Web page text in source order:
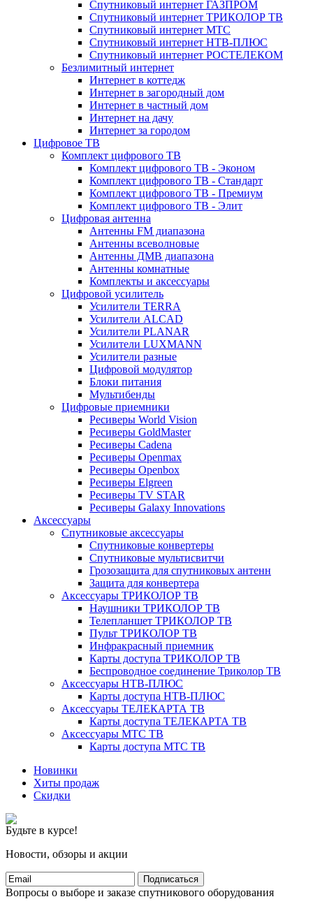
Спутниковый интернет ГАЗПРОМ
Спутниковый интернет ТРИКОЛОР ТВ
Спутниковый интернет МТС
Спутниковый интернет НТВ-ПЛЮС
Спутниковый интернет РОСТЕЛЕКОМ
Безлимитный интернет
Интернет в коттедж
Интернет в загородный дом
Интернет в частный дом
Интернет на дачу
Интернет за городом
Цифровое ТВ
Комплект цифрового ТВ
Комплект цифрового ТВ - Эконом
Комплект цифрового ТВ - Стандарт
Комплект цифрового ТВ - Премиум
Комплект цифрового ТВ - Элит
Цифровая антенна
Антенны FM диапазона
Антенны всеволновые
Антенны ДМВ диапазона
Антенны комнатные
Комплекты и аксессуары
Цифровой усилитель
Усилители TERRA
Усилители ALCAD
Усилители PLANAR
Усилители LUXMANN
Усилители разные
Цифровой модулятор
Блоки питания
Мультибенды
Цифровые приемники
Ресиверы World Vision
Ресиверы GoldMaster
Ресиверы Cadena
Ресиверы Openmax
Ресиверы Openbox
Ресиверы Elgreen
Ресиверы TV STAR
Ресиверы Galaxy Innovations
Аксессуары
Спутниковые аксессуары
Спутниковые конвертеры
Спутниковые мультисвитчи
Грозозащита для спутниковых антенн
Защита для конвертера
Аксессуары ТРИКОЛОР ТВ
Наушники ТРИКОЛОР ТВ
Телепланшет ТРИКОЛОР ТВ
Пульт ТРИКОЛОР ТВ
Инфракрасный приемник
Карты доступа ТРИКОЛОР ТВ
Беспроводное соединение Триколор ТВ
Аксессуары НТВ-ПЛЮС
Карты доступа НТВ-ПЛЮС
Аксессуары ТЕЛЕКАРТА ТВ
Карты доступа ТЕЛЕКАРТА ТВ
Аксессуары МТС ТВ
Карты доступа МТС ТВ
Новинки
Хиты продаж
Скидки
Будьте в курсе!
Новости, обзоры и акции
Подписаться
Вопросы о выборе и заказе спутникового оборудования